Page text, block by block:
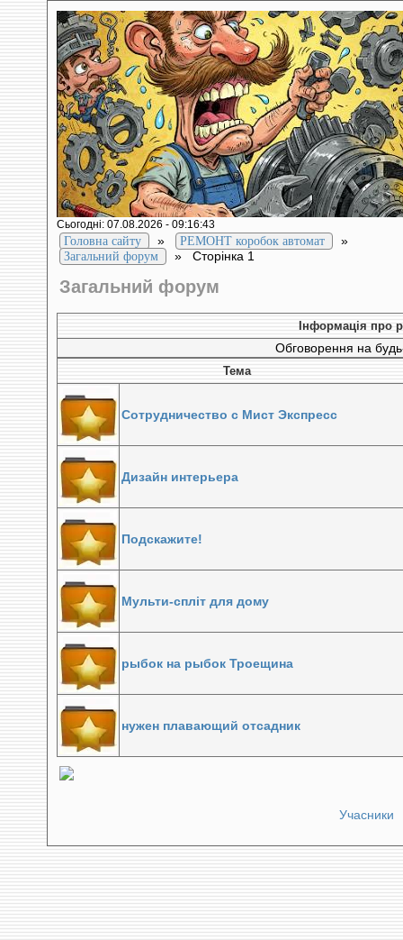
Сьогодні: 07.08.2026 - 09:16:43
Головна сайту » РЕМОНТ коробок автомат »
Загальний форум » Сторінка 1
Загальний форум
Інформація про
Обговорення на
Тема
Сотрудничество с Мист Экспресс
Дизайн интерьера
Подскажите!
Мульти-спліт для дому
рыбок на рыбок Троещина
нужен плавающий отсадник
Учасники